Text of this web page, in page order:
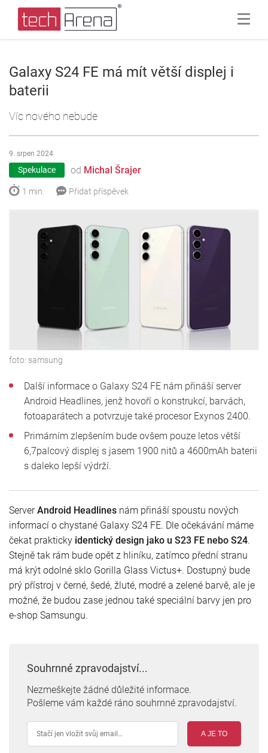
Galaxy S24 FE má mít větší displej i
baterii
Víc nového nebude
Spekulace od Michal Šrajer
9. srpen 2024
1 min. Přidat příspěvek
foto: samsung
Další informace o Galaxy S24 FE nám přináší server
Android Headlines, jenž hovoří o konstrukcí, barvách,
fotoaparátech a potvrzuje také procesor Exynos 2400.
Primárním zlepšením bude ovšem pouze letos větší
6,7palcový displej s jasem 1900 nitů a 4600mAh baterii
s daleko lepší výdrží.
ServerAndroid Headlines nám přináší spoustu nových
informací o chystané Galaxy S24 FE. Dle očekávání máme
čekat prakticky identický design jako u S23 FE nebo S24.
Stejně tak rám bude opět z hliníku, zatímco přední stranu
má krýt odolné sklo Gorilla Glass Victus+. Dostupný bude
prý přístroj v černé, šedé, žluté, modré a zelené barvě, ale je
možné, že budou zase jednou také speciální barvy jen pro
e-shop Samsungu.
Souhrnné zpravodajství...
Nezmeškejte žádné důležité informace.
Pošleme vám každé ráno souhrnné zpravodajství.
A JE TO